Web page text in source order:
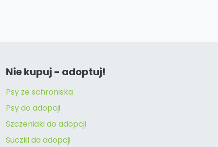
Nie kupuj - adoptuj!
Psy ze schroniska
Psy do adopcji
Szczeniaki do adopcji
Suczki do adopcji